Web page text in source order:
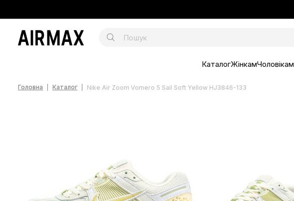
КаталогЖінкамЧоловікам
Головна Каталог Nike Air Zoom Vomero 5 Sail Soft Yellow HJ3846-133